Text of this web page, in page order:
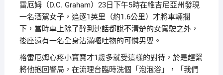
雷厄姆（D.C. Graham）23日下午5時在維吉尼亞州發現
一名酒駕女子，追逐1英里（約1.6公里）才將車輛攔
下，當時車上除了醉到連話都說不清楚的女駕駛之外，
後座還有一名全身沾滿嘔吐物的可憐男嬰。
格雷厄姆心疼小寶寶才1歲多就受這樣的對待，於是趕緊
將他抱回警局，在流理台臨時洗個「泡泡浴」，「我們